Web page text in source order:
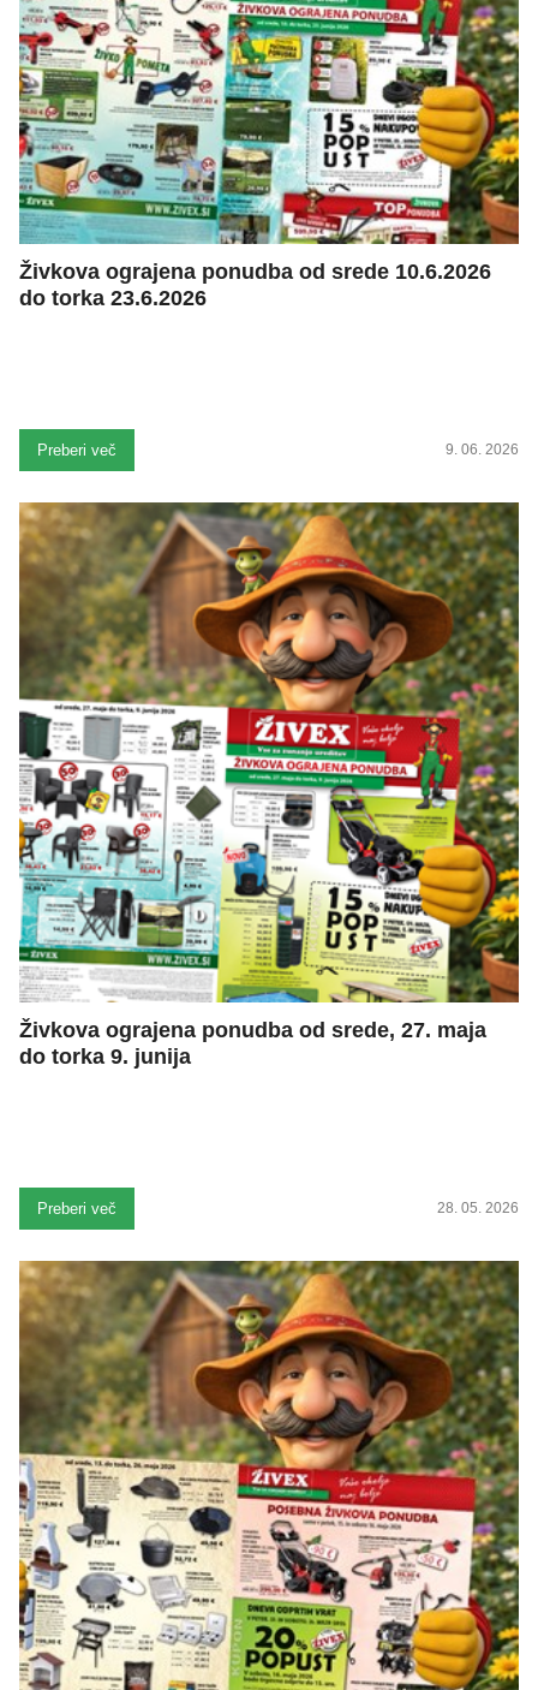
Živkova ograjena ponudba od srede 10.6.2026
do torka 23.6.2026
Preberi več 9. 06. 2026
Živkova ograjena ponudba od srede, 27. maja
do torka 9. junija
Preberi več 28. 05. 2026